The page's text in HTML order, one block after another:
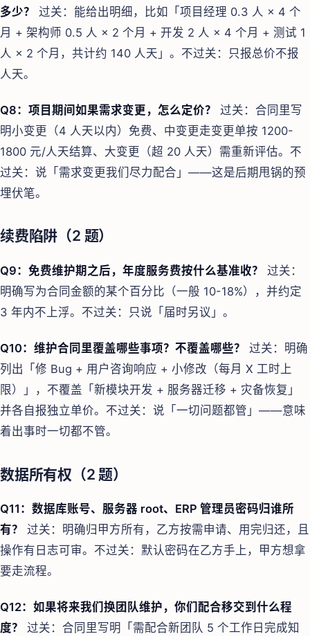
多少？
过关：能给出明细，比如「项目经理 0.3 人 × 4 个
月 + 架构师 0.5 人 × 2 个月 + 开发 2 人 × 4 个月 + 测试 1
人 × 2 个月，共计约 140 人天」。不过关：只报总价不报
人天。
Q8：项目期间如果需求变更，怎么定价？
过关：合同里写
明小变更（4 人天以内）免费、中变更走变更单按 1200-
1800 元/人天结算、大变更（超 20 人天）需重新评估。不
过关：说「需求变更我们尽力配合」——这是后期甩锅的预
埋伏笔。
续费陷阱（2 题）
Q9：免费维护期之后，年度服务费按什么基准收？
过关：
明确写为合同金额的某个百分比（一般 10-18%），并约定
3 年内不上浮。不过关：只说「届时另议」。
Q10：维护合同里覆盖哪些事项？不覆盖哪些？
过关：明确
列出「修 Bug + 用户咨询响应 + 小修改（每月 X 工时上
限）」，不覆盖「新模块开发 + 服务器迁移 + 灾备恢复」
并各自报独立单价。不过关：说「一切问题都管」——意味
着出事时一切都不管。
数据所有权（2 题）
Q11：数据库账号、服务器 root、ERP 管理员密码归谁所
有？
过关：明确归甲方所有，乙方按需申请、用完归还，且
操作有日志可审。不过关：默认密码在乙方手上，甲方想拿
要走流程。
Q12：如果将来我们换团队维护，你们配合移交到什么程
度？
过关：合同里写明「需配合新团队 5 个工作日完成知